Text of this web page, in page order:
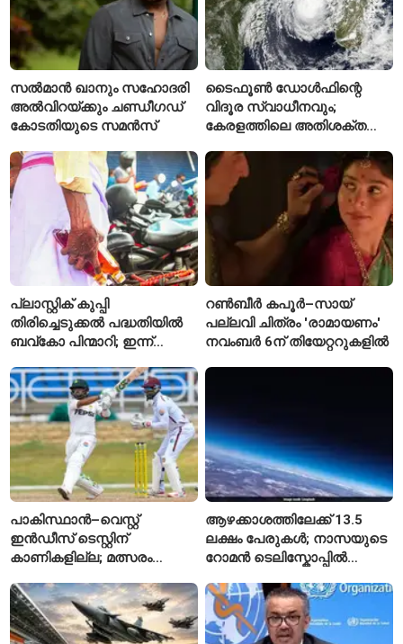
സൽമാൻ ഖാനും സഹോദരി
അൽവിറയ്ക്കും ചണ്ഡീഗഡ്
കോടതിയുടെ സമൻസ്
ടൈഫൂൺ ഡോൾഫിന്റെ
വിദൂര സ്വാധീനവും;
കേരളത്തിലെ അതിശക്ത
കാരണമായേക്കുമെന്ന്
റിപ്പോർട്ട്
പ്ലാസ്റ്റിക് കുപ്പി
തിരിച്ചെടുക്കൽ പദ്ധതിയിൽ
ബവ്കോ പിന്മാറി; ഇന്ന്
സ്വീകരിക്കില്ല
റൺബീർ കപൂർ–സായ്
പല്ലവി ചിത്രം 'രാമായണം'
നവംബർ 6ന് തിയേറ്ററുകളിൽ
പാകിസ്ഥാൻ–വെസ്റ്റ്
ഇൻഡീസ് ടെസ്റ്റിന്
കാണികളില്ല; മത്സരം
പരിഹാസവിഷയം
ആഴക്കാശത്തിലേക്ക് 13.5
ലക്ഷം പേരുകൾ; നാസയുടെ
റോമൻ ടെലിസ്കോപ്പിൽ